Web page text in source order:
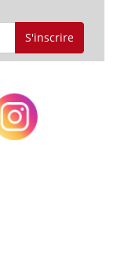
S'inscrire